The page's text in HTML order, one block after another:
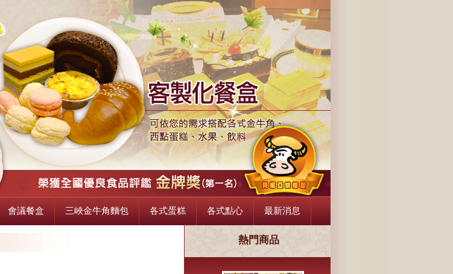
最新消息, 西點餐盒, 活動餐盒, 麵包餐盒, 會議餐盒, 三峽金牛角麵包, 各式蛋糕, 各式點心
會議餐盒 三峽金牛角麵包 各式蛋糕 各式點心 最新消息
熱門商品